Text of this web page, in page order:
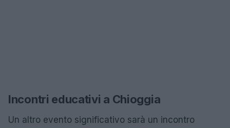
Incontri educativi a Chioggia
Un altro evento significativo sarà un incontro